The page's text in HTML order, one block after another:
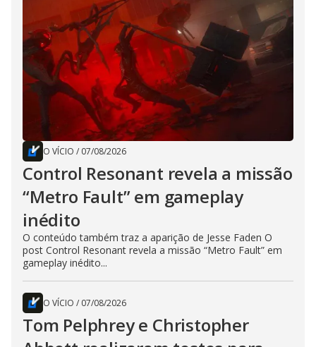
O VÍCIO / 07/08/2026
Control Resonant revela a missão
“Metro Fault” em gameplay
inédito
O conteúdo também traz a aparição de Jesse Faden O
post Control Resonant revela a missão “Metro Fault” em
gameplay inédito...
O VÍCIO / 07/08/2026
Tom Pelphrey e Christopher